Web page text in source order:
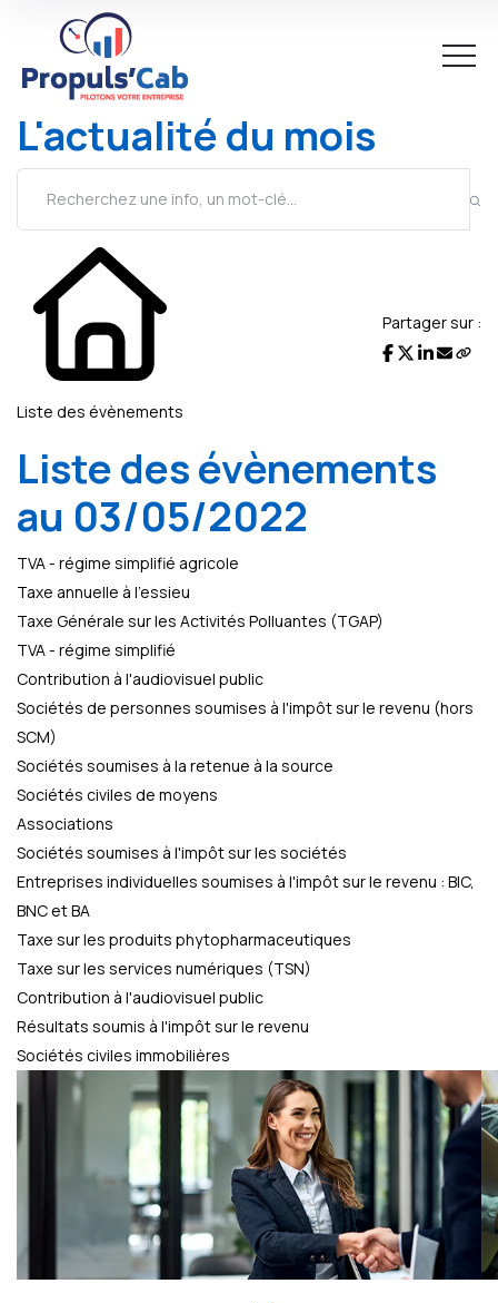
L'actualité du mois
Liste des évènements
Partager sur :
Liste des évènements
au 03/05/2022
TVA - régime simplifié agricole
Taxe annuelle à l’essieu
Taxe Générale sur les Activités Polluantes (TGAP)
TVA - régime simplifié
Contribution à l'audiovisuel public
Sociétés de personnes soumises à l'impôt sur le revenu (hors
SCM)
Sociétés soumises à la retenue à la source
Sociétés civiles de moyens
Associations
Sociétés soumises à l'impôt sur les sociétés
Entreprises individuelles soumises à l'impôt sur le revenu : BIC,
BNC et BA
Taxe sur les produits phytopharmaceutiques
Taxe sur les services numériques (TSN)
Contribution à l'audiovisuel public
Résultats soumis à l'impôt sur le revenu
Sociétés civiles immobilières